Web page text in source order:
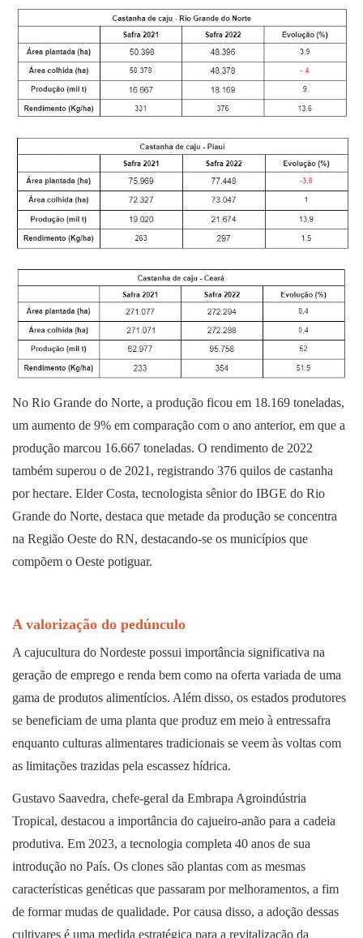
No Rio Grande do Norte, a produção ficou em 18.169 toneladas,
um aumento de 9% em comparação com o ano anterior, em que a
produção marcou 16.667 toneladas. O rendimento de 2022
também superou o de 2021, registrando 376 quilos de castanha
por hectare. Elder Costa, tecnologista sênior do IBGE do Rio
Grande do Norte, destaca que metade da produção se concentra
na Região Oeste do RN, destacando-se os municípios que
compõem o Oeste potiguar.
A valorização do pedúnculo
A cajucultura do Nordeste possui importância significativa na
geração de emprego e renda bem como na oferta variada de uma
gama de produtos alimentícios. Além disso, os estados produtores
se beneficiam de uma planta que produz em meio à entressafra
enquanto culturas alimentares tradicionais se veem às voltas com
as limitações trazidas pela escassez hídrica.
Gustavo Saavedra, chefe-geral da Embrapa Agroindústria
Tropical, destacou a importância do cajueiro-anão para a cadeia
produtiva. Em 2023, a tecnologia completa 40 anos de sua
introdução no País. Os clones são plantas com as mesmas
características genéticas que passaram por melhoramentos, a fim
de formar mudas de qualidade. Por causa disso, a adoção dessas
cultivares é uma medida estratégica para a revitalização da